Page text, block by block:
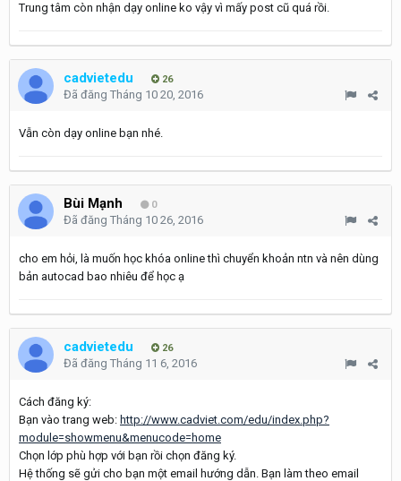
Trung tâm còn nhận dạy online ko vậy vì mấy post cũ quá rồi.
cadvietedu 26
Đã đăng Tháng 10 20, 2016
Vẫn còn dạy online bạn nhé.
Bùi Mạnh 0
Đã đăng Tháng 10 26, 2016
cho em hỏi, là muốn học khóa online thì chuyển khoản ntn và nên dùng
bản autocad bao nhiêu để học ạ
cadvietedu 26
Đã đăng Tháng 11 6, 2016
Cách đăng ký:
Bạn vào trang web: http://www.cadviet.com/edu/index.php?
module=showmenu&menucode=home
Chọn lớp phù hợp với bạn rồi chọn đăng ký.
Hệ thống sẽ gửi cho bạn một email hướng dẫn. Bạn làm theo email